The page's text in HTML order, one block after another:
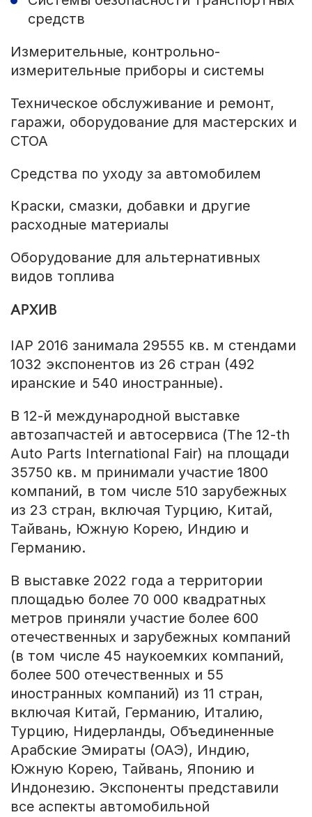
средств
Измерительные, контрольно-
измерительные приборы и системы
Техническое обслуживание и ремонт,
гаражи, оборудование для мастерских и
СТОА
Средства по уходу за автомобилем
Краски, смазки, добавки и другие
расходные материалы
Оборудование для альтернативных
видов топлива
АРХИВ
IAP 2016 занимала 29555 кв. м стендами
1032 экспонентов из 26 стран (492
иранские и 540 иностранные).
В 12-й международной выставке
автозапчастей и автосервиса (The 12-th
Auto Parts International Fair) на площади
35750 кв. м принимали участие 1800
компаний, в том числе 510 зарубежных
из 23 стран, включая Турцию, Китай,
Тайвань, Южную Корею, Индию и
Германию.
В выставке 2022 года а территории
площадью более 70 000 квадратных
метров приняли участие более 600
отечественных и зарубежных компаний
(в том числе 45 наукоемких компаний,
более 500 отечественных и 55
иностранных компаний) из 11 стран,
включая Китай, Германию, Италию,
Турцию, Нидерланды, Объединенные
Арабские Эмираты (ОАЭ), Индию,
Южную Корею, Тайвань, Японию и
Индонезию. Экспоненты представили
все аспекты автомобильной